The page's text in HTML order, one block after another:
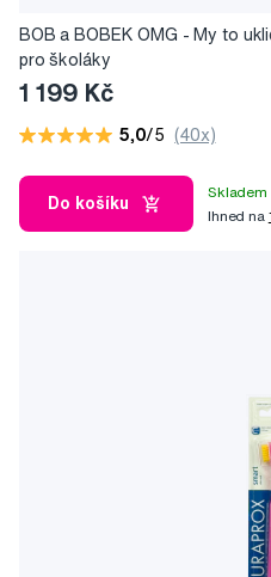
BOB a BOBEK OMG - My to
pro školáky
1 199 Kč
5,0/5 (40x)
Do košíku
Skladem
Ihned na